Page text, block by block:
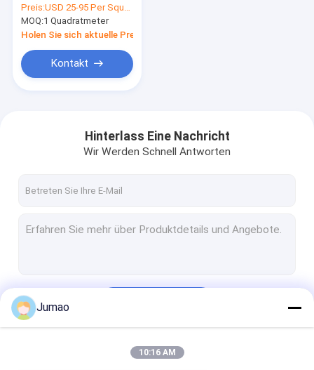
Dusche
Preis:USD 25-95 Per Square Meter
MOQ:1 Quadratmeter
Holen Sie sich aktuelle Preis
Kontakt
Hinterlass Eine Nachricht
Wir Werden Schnell Antworten
Jumao
10:16 AM